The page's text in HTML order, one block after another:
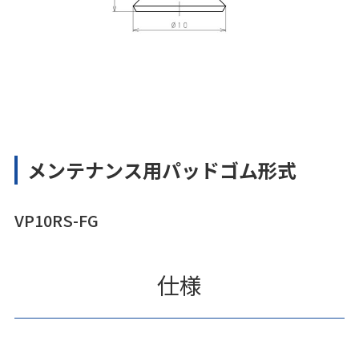
メンテナンス用パッドゴム形式
VP10RS-FG
仕様